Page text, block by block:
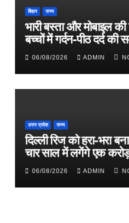
बिहार राज्य
भारी बस्ता और मोबाइल
बच्चों में गर्दन-पीठ दर्द की
06/08/2026 ADMIN
उत्तर प्रदेश राज्य
दिल्ली रिज को हरा-भरा
चार साल में लगेंगे एक
06/08/2026 ADMIN